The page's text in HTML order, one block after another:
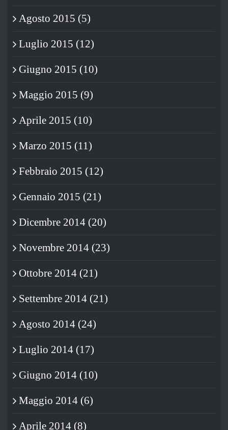
Agosto 2015 (5)
Luglio 2015 (12)
Giugno 2015 (10)
Maggio 2015 (9)
Aprile 2015 (10)
Marzo 2015 (11)
Febbraio 2015 (12)
Gennaio 2015 (21)
Dicembre 2014 (20)
Novembre 2014 (23)
Ottobre 2014 (21)
Settembre 2014 (21)
Agosto 2014 (24)
Luglio 2014 (17)
Giugno 2014 (10)
Maggio 2014 (6)
Aprile 2014 (8)